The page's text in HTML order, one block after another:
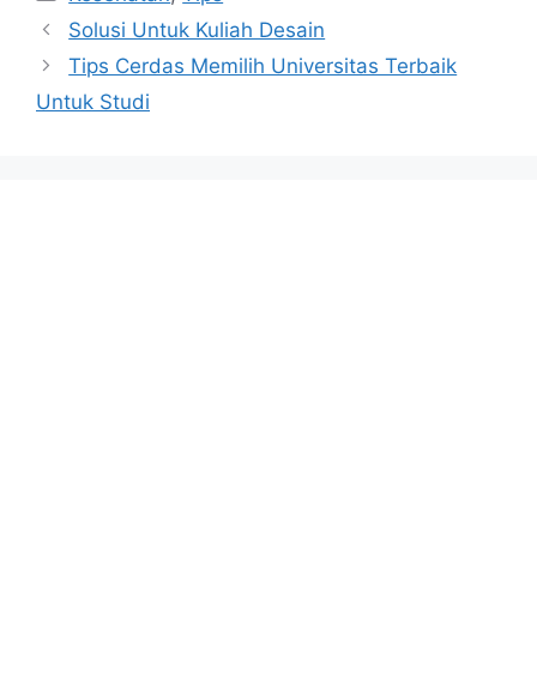
Solusi Untuk Kuliah Desain
Tips Cerdas Memilih Universitas Terbaik
Untuk Studi